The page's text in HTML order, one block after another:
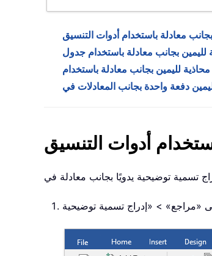
معادلة باستخدام أدوات التنسيق
لليمين بجانب معادلة باستخدام جدول
أدوات التنسيق